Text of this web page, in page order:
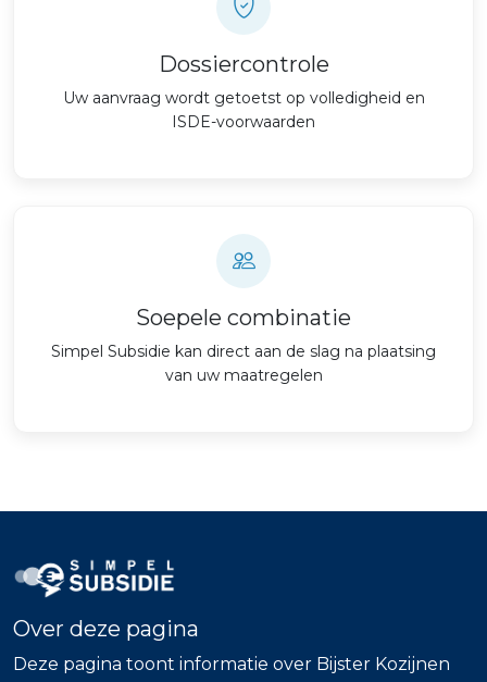
Dossiercontrole
Uw aanvraag wordt getoetst op volledigheid en
ISDE-voorwaarden
Soepele combinatie
Simpel Subsidie kan direct aan de slag na plaatsing
van uw maatregelen
Over deze pagina
Deze pagina toont informatie over Bijster Kozijnen